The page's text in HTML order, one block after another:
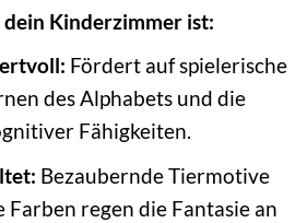
Kinderzimmer ist:
Fördert auf spielerische
des Alphabets und die
Fähigkeiten.
Bezaubernde Tiermotive
Farben regen die Fantasie an